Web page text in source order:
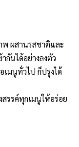
ผสานรสชาติและ
กันได้อย่างลงตัว
เมนูทั่วไป ก็ปรุงได้
รรค์ทุกเมนูให้อร่อย